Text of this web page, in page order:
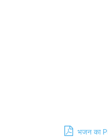
भजन का